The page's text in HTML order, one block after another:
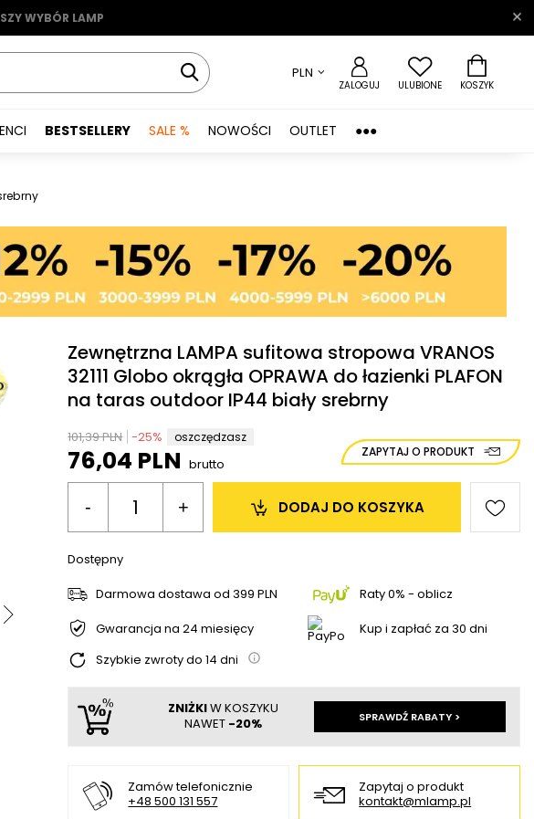
WYBÓR LAMP
PLN
ZALOGUJ ULUBIONE KOSZYK
BESTSELLERY SALE % NOWOŚCI OUTLET ●●●
Zewnętrzna LAMPA sufitowa stropowa VRANOS
32111 Globo okrągła OPRAWA do łazienki PLAFON
na taras outdoor IP44 biały srebrny
101,39 PLN -25% oszczędzasz
76,04 PLN brutto
ZAPYTAJ O PRODUKT
- + DO KOSZYKA
Dostępny
Darmowa dostawa od399 PLN
Raty 0% - oblicz
Gwarancja na 24 miesięcy
Kup i zapłać za 30 dni
Szybkie zwroty do 14 dni
ZNIŻKIW KOSZYKU
NAWET -20% SPRAWDŹ RABATY >
Zamów telefonicznie
+48 500 131 557
Zapytaj o produkt
kontakt@mlamp.pl